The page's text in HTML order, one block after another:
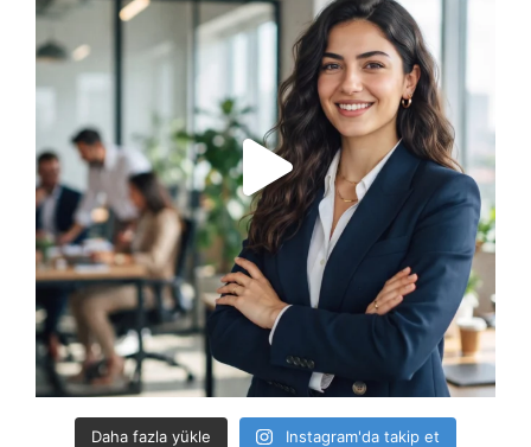
Daha fazla yükle Instagram'da takip et